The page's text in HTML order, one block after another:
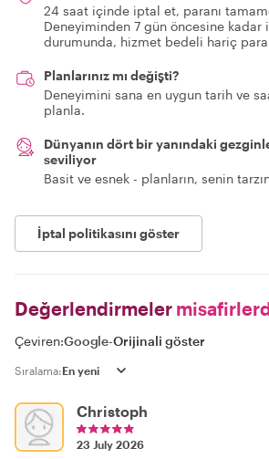
24 saat içinde iptal et, paranı
Deneyiminden 7 gün öncesine kadar
durumunda, hizmet bedeli hariç
Planlarınız mı değişti?
Deneyimini sana en uygun tarih ve
planla.
Dünyanın dört bir yanındaki
seviliyor
Basit ve esnek - planların, senin
İptal politikasını göster
Değerlendirmeler
Çeviren:Google-Orijinali göster
Sıralama:
Christoph
23 July 2026